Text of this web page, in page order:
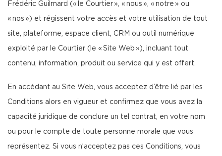
Frédéric Guilmard (« le Courtier », « nous », « notre » ou
« nos ») et régissent votre accès et votre utilisation de tout
site, plateforme, espace client, CRM ou outil numérique
exploité par le Courtier (le « Site Web »), incluant tout
contenu, information, produit ou service qui y est offert.
En accédant au Site Web, vous acceptez d’être lié par les
Conditions alors en vigueur et confirmez que vous avez la
capacité juridique de conclure un tel contrat, en votre nom
ou pour le compte de toute personne morale que vous
représentez. Si vous n’acceptez pas ces Conditions, vous